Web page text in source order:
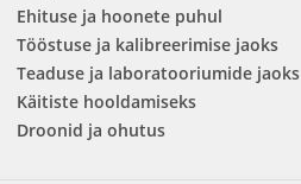
Ehituse ja hoonete puhul
Tööstuse ja kalibreerimise jaoks
Teaduse ja laboratooriumide jaoks
Käitiste hooldamiseks
Droonid ja ohutus